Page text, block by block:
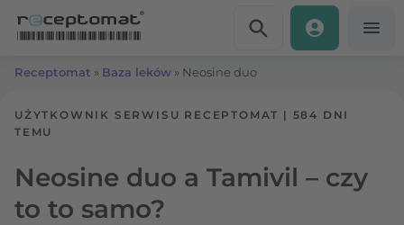
Receptomat » Baza leków » Neosine duo
UŻYTKOWNIK SERWISU RECEPTOMAT | 584 DNI
TEMU
Neosine duo a Tamivil – czy
to to samo?